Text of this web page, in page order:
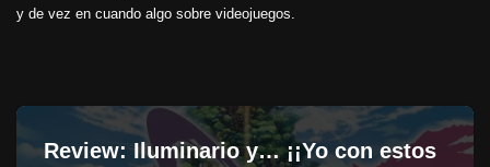
y de vez en cuando algo sobre videojuegos.
Review: Iluminario y… ¡¡Yo con estos